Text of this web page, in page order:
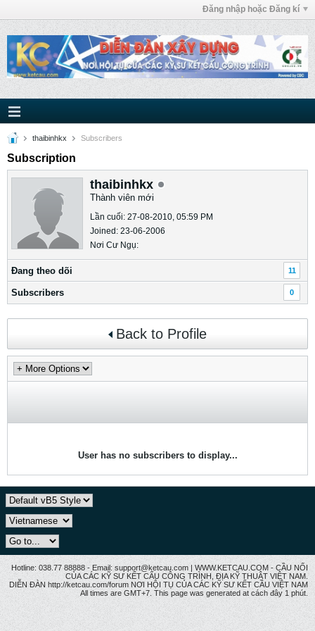
Đăng nhập hoặc Đăng kí
thaibinhkx Subscribers
Subscription
thaibinhkx
Thành viên mới
Lần cuối: 27-08-2010, 05:59 PM
Joined: 23-06-2006
Nơi Cư Ngụ:
Ðang theo dõi 11
Subscribers 0
Back to Profile
User has no subscribers to display...
Hotline: 038.77 88888 - Email: support@ketcau.com | WWW.KETCAU.COM - CẦU NỐI
CỦA CÁC KỸ SƯ KẾT CẤU CÔNG TRÌNH, ĐỊA KỸ THUẬT VIỆT NAM.
DIỄN ĐÀN http://ketcau.com/forum NƠI HỘI TỤ CỦA CÁC KỸ SƯ KẾT CÂU VIỆT NAM
All times are GMT+7. This page was generated at cách đây 1 phút.